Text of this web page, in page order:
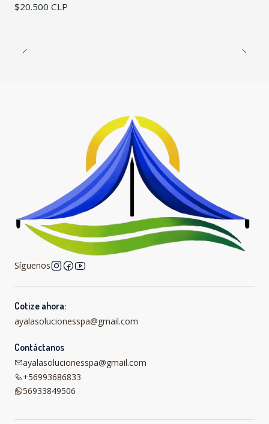
$20.500 CLP
Síguenos
Cotize ahora:
ayalasolucionesspa@gmail.com
Contáctanos
ayalasolucionesspa@gmail.com
+56993686833
56933849506